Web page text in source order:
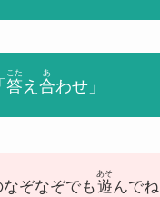
答
こた
え 合
あ
わせ」
なぞなぞでも遊
あそ
んでね